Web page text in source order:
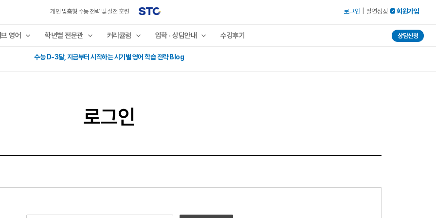
개인 맞춤형 수능 전략 및 실전 훈련 로그인 필연성장  회원가입
영어 학년별 전문관 커리큘럼 입학 · 상담안내 수강후기 상담신청
수능 D-3달, 지금부터 시작하는 시기별 영어 학습 전략 Blog
로그인